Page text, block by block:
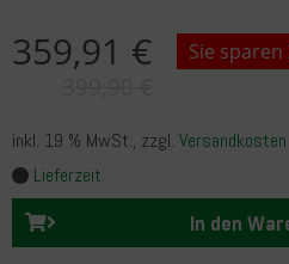
359,91 € Sie sparen
inkl. 19 % MwSt., zzgl. Versandkosten
Lieferzeit
In den